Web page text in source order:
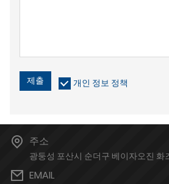
제출 개인 정보 정책
주소
광둥성 포산시 순더구 베이자오진 화
EMAIL